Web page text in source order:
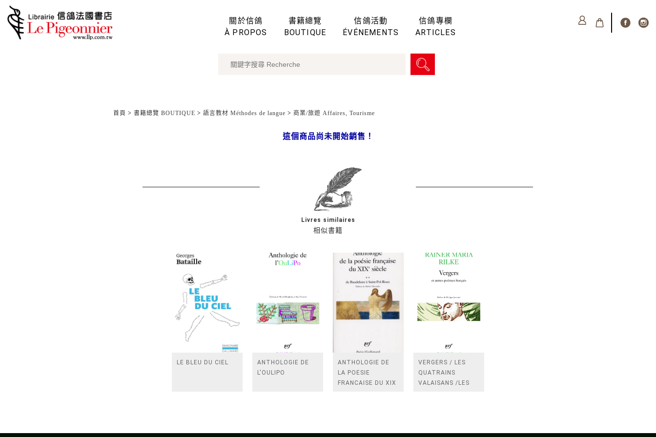
關於信鴿
À PROPOS
書籍總覽
BOUTIQUE
信鴿活動
ÉVÉNEMENTS
信鴿專欄
ARTICLES
首頁 > 書籍總覽 BOUTIQUE > 語言教材 Méthodes de langue > 商業/旅遊 Affaires, Tourisme
這個商品尚未開始銷售！
相似書籍
Livres similaires
LE BLEU DU CIEL
ANTHOLOGIE DE
L'OULIPO
ANTHOLOGIE DE
LA POESIE
FRANCAISE DU XIX
VERGERS / LES
QUATRAINS
VALAISANS /LES